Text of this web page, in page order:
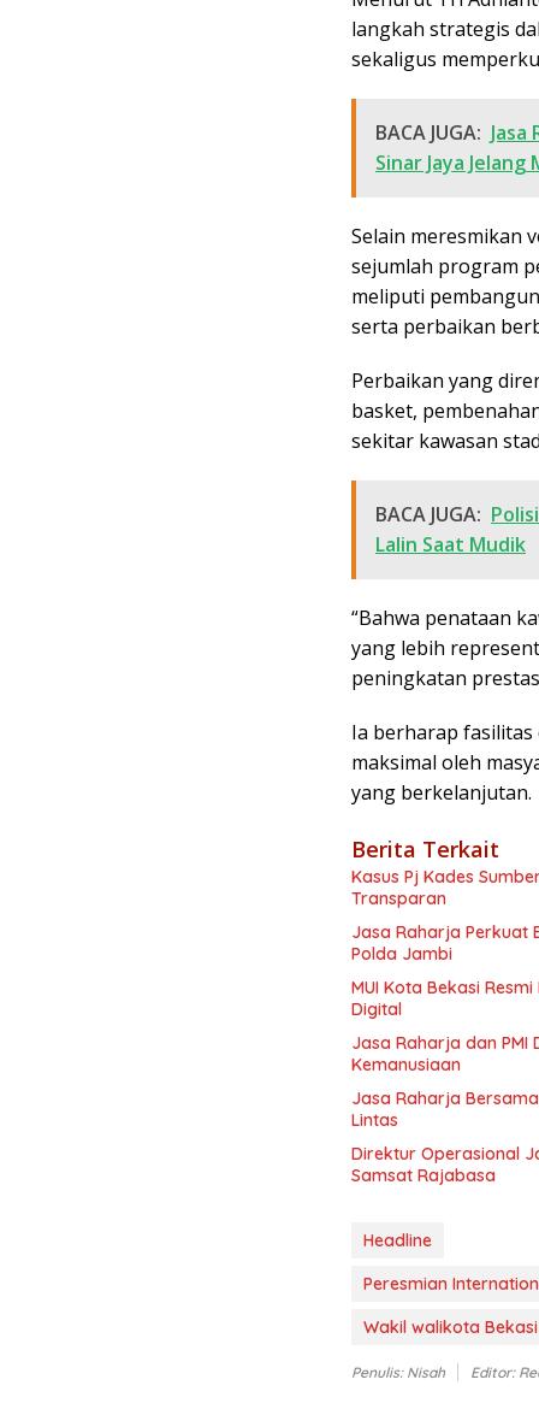
langkah strategis
sekaligus
BACA JUGA:
Sinar Jaya
Selain meresmikan
sejumlah program
meliputi
serta perbaikan
Perbaikan yang
basket,
sekitar kawasan
BACA JUGA:
Lalin Saat Mudik
“Bahwa penataan
yang lebih
peningkatan
Ia berharap
maksimal oleh
yang berkelanjutan.
Berita Terkait
Kasus Pj Kades
Transparan
Jasa Raharja Perkuat
Polda Jambi
MUI Kota Bekasi
Digital
Jasa Raharja dan PMI
Kemanusiaan
Jasa Raharja
Lintas
Direktur Operasional
Samsat Rajabasa
Headline
Peresmian
Wakil walikota Bekasi
Penulis: Nisah Editor: